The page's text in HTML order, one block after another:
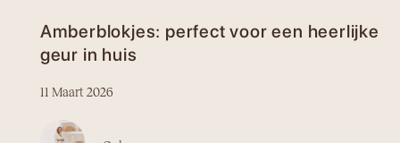
Amberblokjes: perfect voor een heerlijke
geur in huis
11 Maart 2026